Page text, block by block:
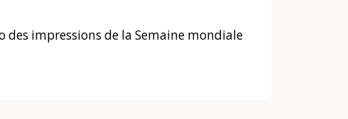
des impressions de la Semaine mondiale